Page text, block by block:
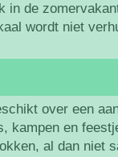
in de
wordt niet
over een
kampen en
al dan niet